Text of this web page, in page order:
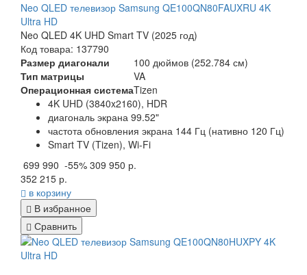
Neo QLED телевизор Samsung QE100QN80FAUXRU 4K
Ultra HD
Neo QLED 4K UHD Smart TV (2025 год)
Код товара: 137790
Размер диагонали
100 дюймов (252.784 см)
Тип матрицы
VA
Операционная системаTizen
4K UHD (3840x2160), HDR
диагональ экрана 99.52"
частота обновления экрана 144 Гц (нативно 120 Гц)
Smart TV (Tizen), Wi-Fi
699 990 -55% 309 950 р.
352 215 р.
в корзину
В избранное
Сравнить